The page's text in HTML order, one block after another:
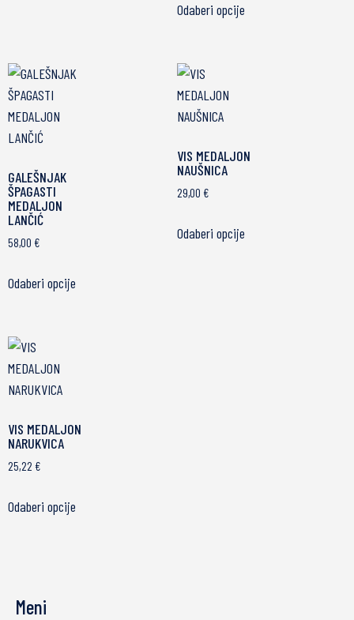
Odaberi opcije
GALEŠNJAK
ŠPAGASTI
MEDALJON
LANČIĆ
58,00 €
Odaberi opcije
VIS MEDALJON
NAUŠNICA
29,00 €
Odaberi opcije
VIS MEDALJON
NARUKVICA
25,22 €
Odaberi opcije
Meni